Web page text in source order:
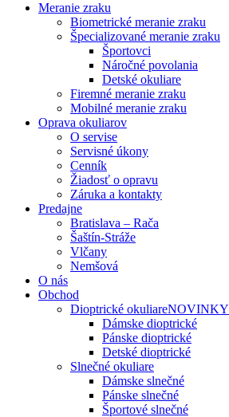
Meranie zraku
Biometrické meranie zraku
Špecializované meranie zraku
Športovci
Náročné povolania
Detské okuliare
Firemné meranie zraku
Mobilné meranie zraku
Oprava okuliarov
O servise
Servisné úkony
Cenník
Žiadosť o opravu
Záruka a kontakty
Predajne
Bratislava – Rača
Šaštín-Stráže
Vlčany
Nemšová
O nás
Obchod
Dioptrické okuliareNOVINKY
Dámske dioptrické
Pánske dioptrické
Detské dioptrické
Slnečné okuliare
Dámske slnečné
Pánske slnečné
Športové slnečné